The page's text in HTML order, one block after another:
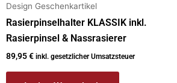
Design Geschenkartikel
Rasierpinselhalter KLASSIK inkl.
Rasierpinsel & Nassrasierer
89,95€ inkl. gesetzlicher Umsatzsteuer